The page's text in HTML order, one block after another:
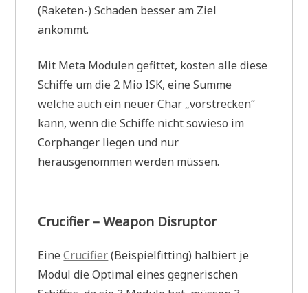
(Raketen-) Schaden besser am Ziel
ankommt.
Mit Meta Modulen gefittet, kosten alle diese
Schiffe um die 2 Mio ISK, eine Summe
welche auch ein neuer Char „vorstrecken“
kann, wenn die Schiffe nicht sowieso im
Corphanger liegen und nur
herausgenommen werden müssen.
Crucifier – Weapon Disruptor
EineCrucifier(Beispielfitting) halbiert je
Modul die Optimal eines gegnerischen